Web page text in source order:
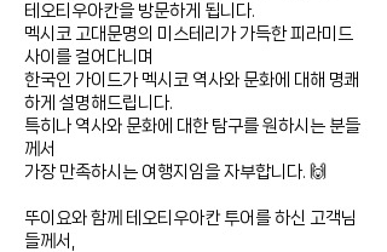
테오티우아칸을 방문하게 됩니다.
멕시코 고대문명의 미스테리가 가득한 피라미드
사이를 걸어다니며
한국인 가이드가 멕시코 역사와 문화에 대해 명쾌
하게 설명해드립니다.
특히나 역사와 문화에 대한 탐구를 원하시는 분들
께서
가장 만족하시는 여행지임을 자부합니다. 🙌
​뚜이요와 함께 테오티우아칸 투어를 하신 고객님
들께서,